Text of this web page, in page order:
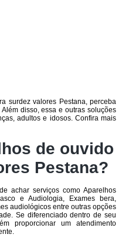
surdez valores Pestana, perceba
disso, essa e outras soluções
adultos e idosos. Confira mais
de ouvido
Pestana?
achar serviços como Aparelhos
e Audiologia, Exames bera,
audiológicos entre outras opções
Se diferenciado dentro de seu
proporcionar um atendimento